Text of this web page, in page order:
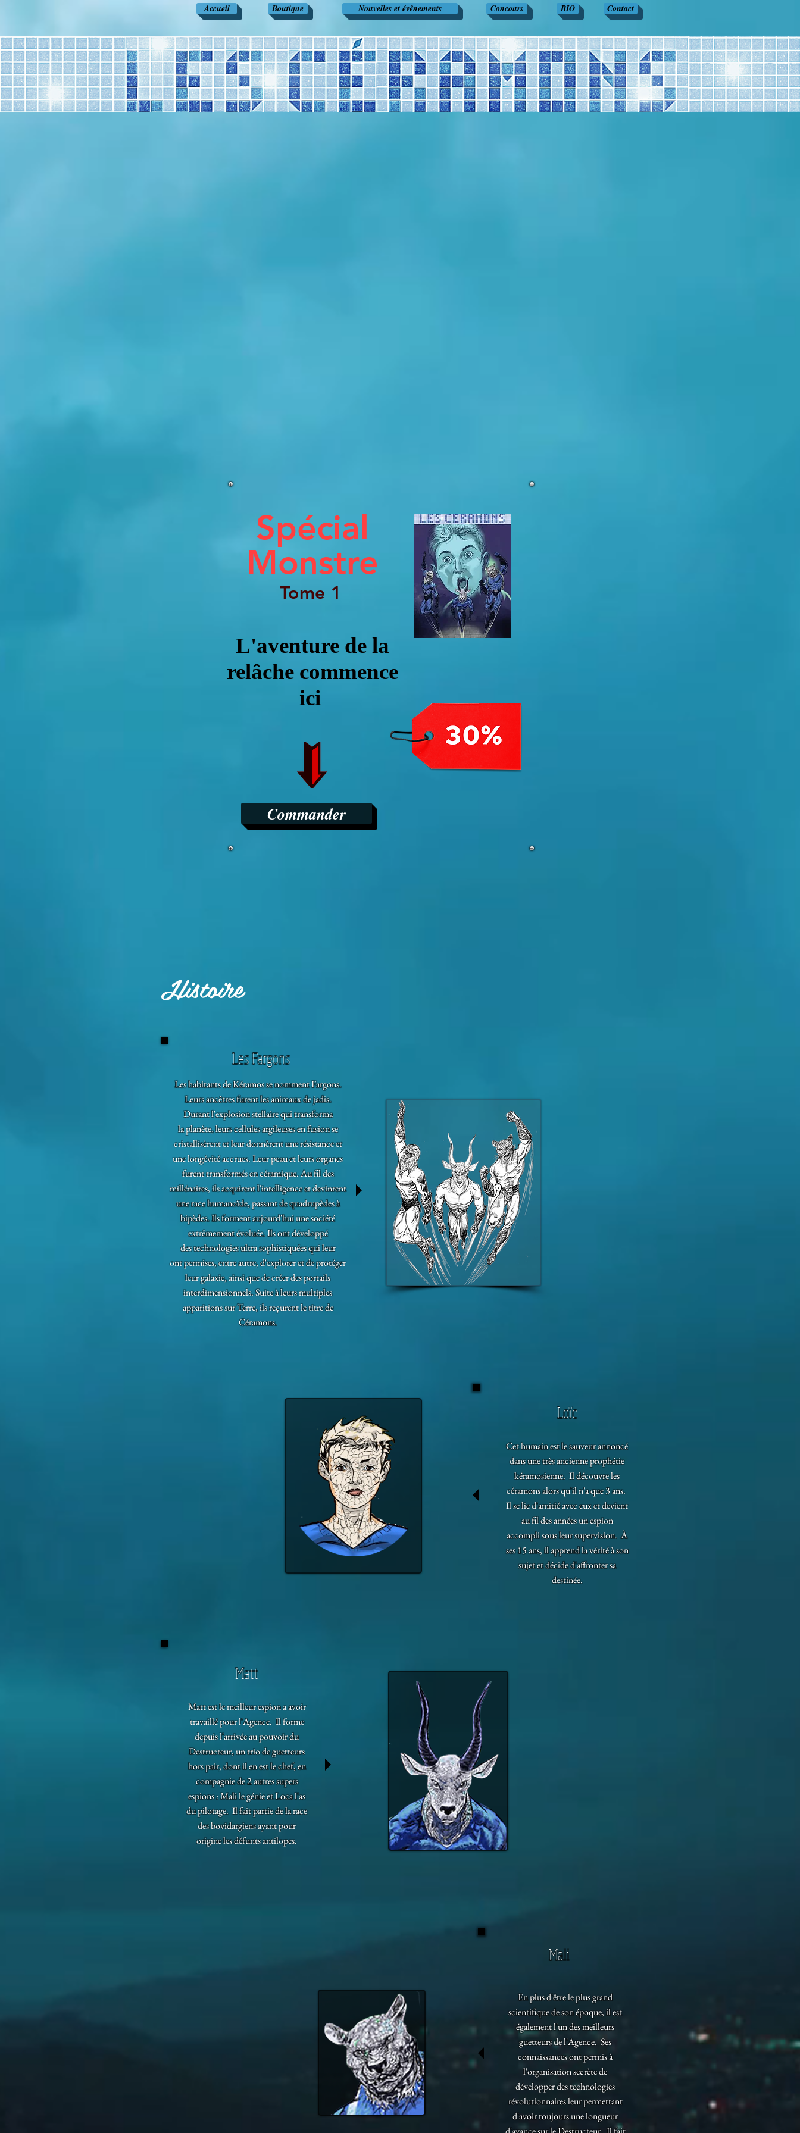
Accueil Boutique Nouvelles et évênements Concours BIO Contact
Spécial
Monstre
L'aventure de la
relâche commence
ici
Commander
Tome 1
Histoire
Les Fargons
Les habitants de Kéramos se nomment Fargons.
Leurs ancêtres furent les animaux de jadis.
Durant l'explosion stellaire qui transforma
la planète, leurs cellules argileuses en fusion se
cristallisèrent et leur donnèrent une résistance et
une longévité accrues. Leur peau et leurs organes
furent transformés en céramique. Au fil des
millénaires, ils acquirent l'intelligence et devinrent
une race humanoïde, passant de quadrupèdes à
bipèdes. Ils forment aujourd'hui une société
extrêmement évoluée. Ils ont développé
des technologies ultra sophistiquées qui leur
ont permises, entre autre, d'explorer et de protéger
leur galaxie, ainsi que de créer des portails
interdimensionnels. Suite à leurs multiples
apparitions sur Terre, ils reçurent le titre de
Céramons.
Loïc
Cet humain est le sauveur annoncé
dans une très ancienne prophétie
kéramosienne. Il découvre les
céramons alors qu'il n'a que 3 ans.
Il se lie d'amitié avec eux et devient
au fil des années un espion
accompli sous leur supervision. À
ses 15 ans, il apprend la vérité à son
sujet et décide d'affronter sa
destinée.
Matt
Matt est le meilleur espion a avoir
travaillé pour l'Agence. Il forme
depuis l'arrivée au pouvoir du
Destructeur, un trio de guetteurs
hors pair, dont il en est le chef, en
compagnie de 2 autres supers
espions : Mali le génie et Loca l'as
du pilotage. Il fait partie de la race
des bovidargiens ayant pour
origine les défunts antilopes.
Mali
En plus d'être le plus grand
scientifique de son époque, il est
également l'un des meilleurs
guetteurs de l'Agence. Ses
connaissances ont permis à
l'organisation secrète de
développer des technologies
révolutionnaires leur permettant
d'avoir toujours une longueur